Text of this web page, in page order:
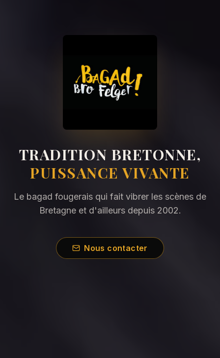
TRADITION BRETONNE,
PUISSANCE VIVANTE
Le bagad fougerais qui fait vibrer les scènes de
Bretagne et d'ailleurs depuis 2002.
Nous contacter